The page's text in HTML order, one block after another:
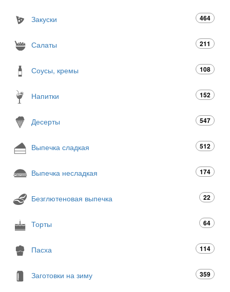
Закуски 464
Салаты 211
Соусы, кремы 108
Напитки 152
Десерты 547
Выпечка сладкая 512
Выпечка несладкая 174
Безглютеновая выпечка 22
Торты 64
Пасха 114
Заготовки на зиму 359